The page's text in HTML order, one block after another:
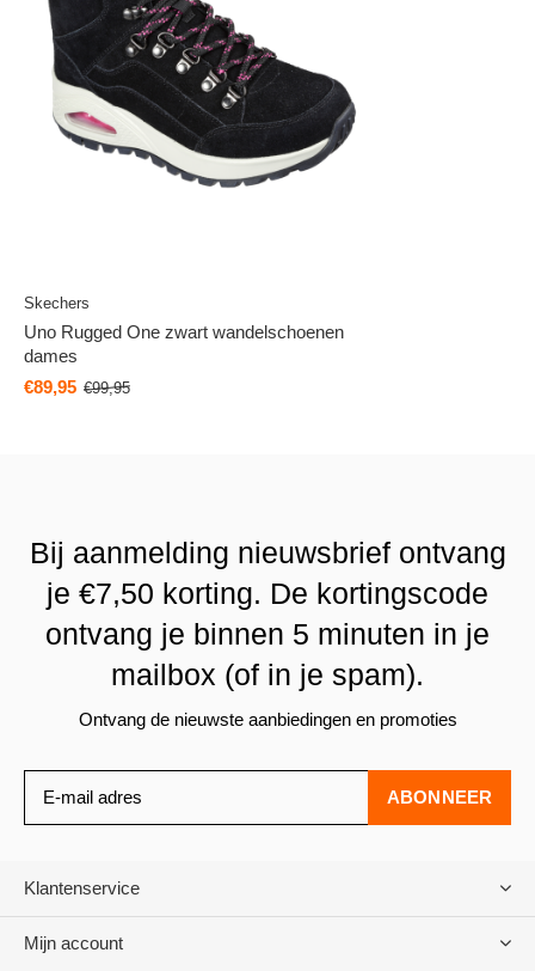
Skechers
Uno Rugged One zwart wandelschoenen
dames
€89,95 €99,95
Bij aanmelding nieuwsbrief ontvang
je €7,50 korting. De kortingscode
ontvang je binnen 5 minuten in je
mailbox (of in je spam).
Ontvang de nieuwste aanbiedingen en promoties
ABONNEER
Klantenservice
Mijn account